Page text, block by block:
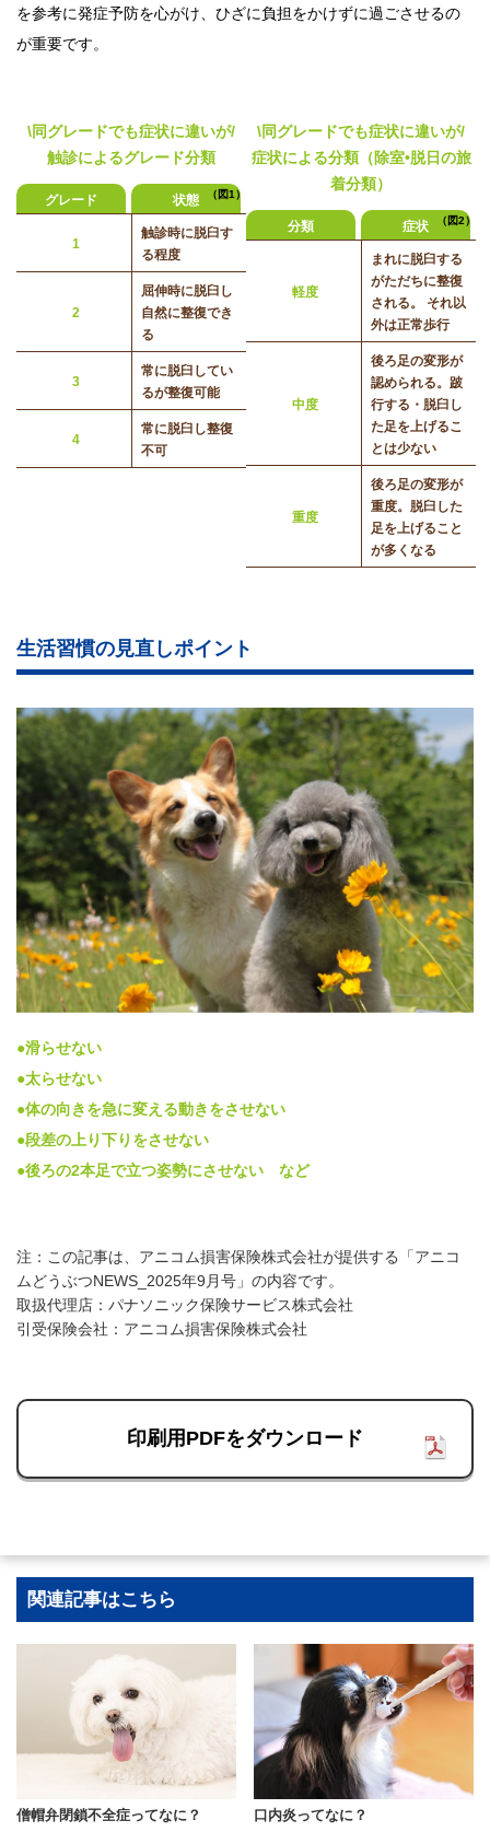
を参考に発症予防を心がけ、ひざに負担をかけずに過ごさせるの
が重要です。
\同グレードでも症状に違いが/
触診によるグレード分類
（図1）
グレード 状態
1
触診時に脱臼す
る程度
2
屈伸時に脱臼し
自然に整復でき
る
3
常に脱臼してい
るが整復可能
4
常に脱臼し整復
不可
\同グレードでも症状に違いが/
症状による分類（除室•脱日の旅
着分類）
（図2）
分類 症状
軽度
まれに脱臼する
がただちに整復
される。 それ以
外は正常歩行
中度
後ろ足の変形が
認められる。跛
行する・脱臼し
た足を上げるこ
とは少ない
重度
後ろ足の変形が
重度。脱臼した
足を上げること
が多くなる
生活習慣の見直しポイント
●滑らせない
●太らせない
●体の向きを急に変える動きをさせない
●段差の上り下りをさせない
●後ろの2本足で立つ姿勢にさせない など
注：この記事は、アニコム損害保険株式会社が提供する「アニコ
ムどうぶつNEWS_2025年9月号」の内容です。
取扱代理店：パナソニック保険サービス株式会社
引受保険会社：アニコム損害保険株式会社
印刷用PDFをダウンロード
関連記事はこちら
僧帽弁閉鎖不全症ってなに？
口内炎ってなに？